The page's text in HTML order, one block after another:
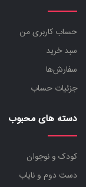
حساب کاربری من
سبد خرید
سفارش‌ها
جزئیات حساب
دسته های محبوب
کودک و نوجوان
دست دوم و نایاب